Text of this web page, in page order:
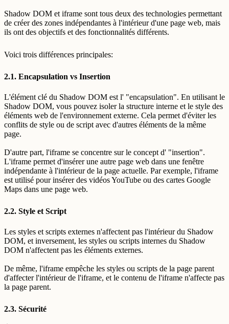
Shadow DOM et iframe sont tous deux des technologies permettant
de créer des zones indépendantes à l'intérieur d'une page web, mais
ils ont des objectifs et des fonctionnalités différents.
Voici trois différences principales:
2.1. Encapsulation vs Insertion
L'élément clé du Shadow DOM est l' "encapsulation". En utilisant le
Shadow DOM, vous pouvez isoler la structure interne et le style des
éléments web de l'environnement externe. Cela permet d'éviter les
conflits de style ou de script avec d'autres éléments de la même
page.
D'autre part, l'iframe se concentre sur le concept d' "insertion".
L'iframe permet d'insérer une autre page web dans une fenêtre
indépendante à l'intérieur de la page actuelle. Par exemple, l'iframe
est utilisé pour insérer des vidéos YouTube ou des cartes Google
Maps dans une page web.
2.2. Style et Script
Les styles et scripts externes n'affectent pas l'intérieur du Shadow
DOM, et inversement, les styles ou scripts internes du Shadow
DOM n'affectent pas les éléments externes.
De même, l'iframe empêche les styles ou scripts de la page parent
d'affecter l'intérieur de l'iframe, et le contenu de l'iframe n'affecte pas
la page parent.
2.3. Sécurité